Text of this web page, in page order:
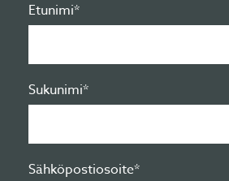
Etunimi*
Sukunimi*
Sähköpostiosoite*